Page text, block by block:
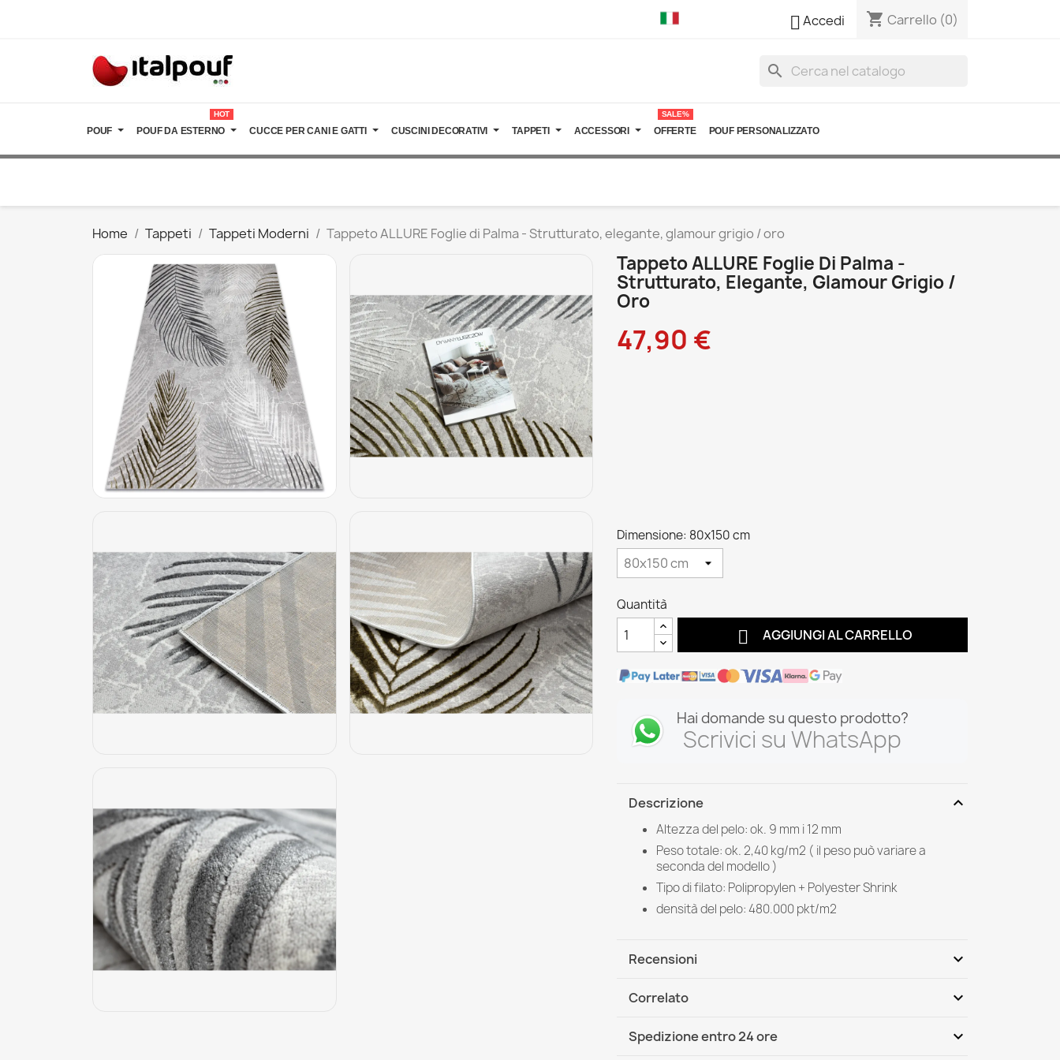
Accedi shopping_cart Carrello (0)
search
POUF POUF DA ESTERNO
HOT
CUCCE PER CANI E GATTI CUSCINI DECORATIVI TAPPETI ACCESSORI OFFERTE
SALE%
POUF PERSONALIZZATO
Home Tappeti Tappeti Moderni Tappeto ALLURE Foglie di Palma - Strutturato, elegante, glamour grigio / oro
Tappeto ALLURE Foglie Di Palma -
Strutturato, Elegante, Glamour Grigio /
Oro
47,90 €
Dimensione: 80x150 cm
Quantità
 AGGIUNGI AL CARRELLO
Hai domande su questo prodotto?
Scrivici su WhatsApp
Descrizione expand_more
Altezza del pelo: ok. 9 mm i 12 mm
Peso totale: ok. 2,40 kg/m2 ( il peso può variare a
seconda del modello )
Tipo di filato: Polipropylen + Polyester Shrink
densità del pelo: 480.000 pkt/m2
Recensioni expand_more
Correlato expand_more
Spedizione entro 24 ore expand_more